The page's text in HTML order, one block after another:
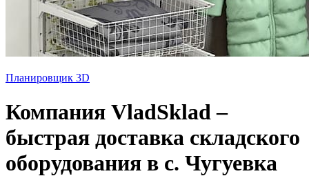
Планировщик 3D
Компания VladSklad –
быстрая доставка складского
оборудования в с. Чугуевка